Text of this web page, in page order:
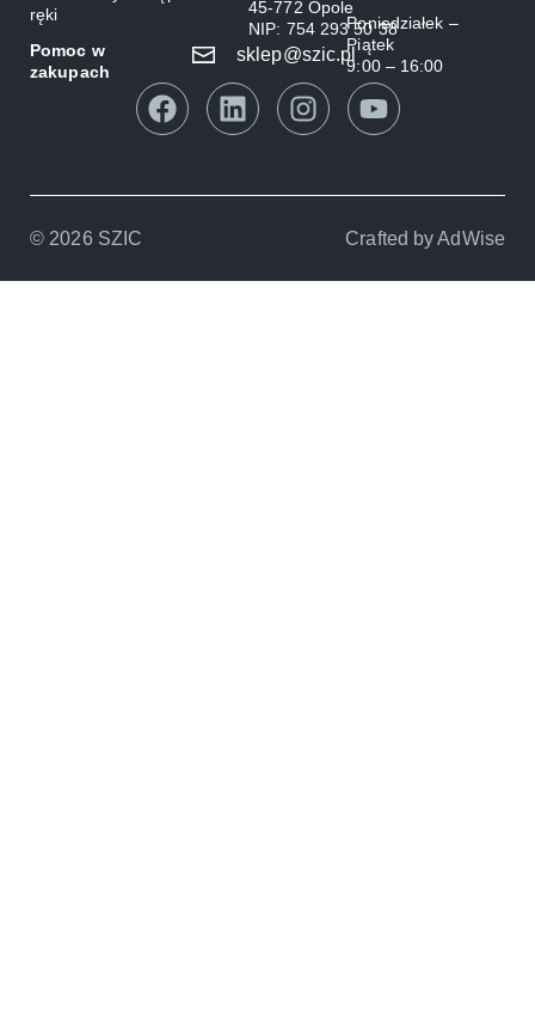
ręki
45-772 Opole
NIP: 754 293 50 38
Pomoc w
zakupach
Poniedziałek –
Piątek
9:00 – 16:00
sklep@szic.pl
© 2026 SZIC Crafted byAdWise